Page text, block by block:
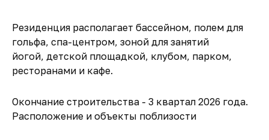
Резиденция располагает бассейном, полем для
гольфа, спа-центром, зоной для занятий
йогой, детской площадкой, клубом, парком,
ресторанами и кафе.
Окончание строительства - 3 квартал 2026 года.
Расположение и объекты поблизости